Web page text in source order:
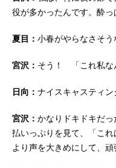
役が多かったんです。酔っ
夏目： 小春がやらなさそう
宮沢： そう！ 「これ私な
日向： ナイスキャスティン
宮沢： かなりドキドキだ
払いっぷりを見て、「こ
より声を大きめにして、頑